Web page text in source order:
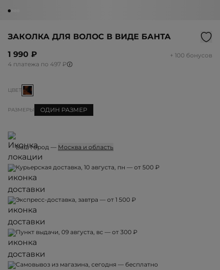
ЗАКОЛКА ДЛЯ ВОЛОС В ВИДЕ БАНТА
1 990 ₽
+ 100 бонусов
4 платежа по 497 ₽
ЦВЕТ
РАЗМЕРЫ ОДИН РАЗМЕР
Ваш город — Москва и область
Курьерская доставка, 10 августа, пн — от 500 ₽
Экспресс-доставка, завтра — от 1 500 ₽
Пункт выдачи, 09 августа, вс — от 300 ₽
Самовывоз из магазина, сегодня — бесплатно